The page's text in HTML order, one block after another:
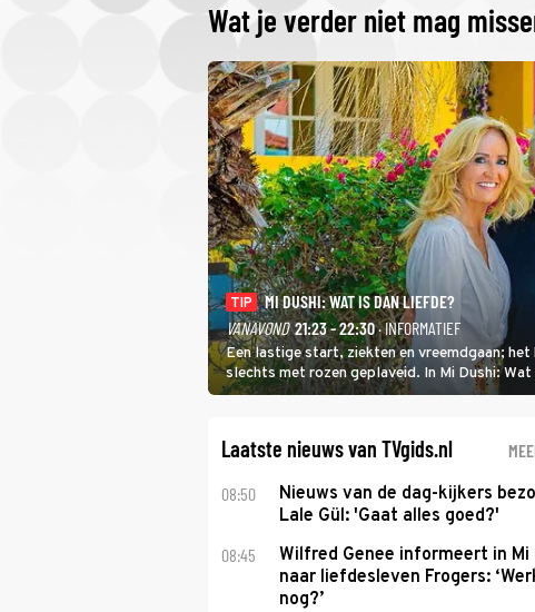
Wat je verder niet mag
TIP
MI DUSHI: WAT IS DAN LIEFDE?
VANAVOND 21:23 - 22:30· INFORMATIEF
Een lastige start, ziekten en vreemdgaan;
slechts met rozen geplaveid. In Mi Dushi:
showbizzkoppel mee uit vissen om het over
Laatste nieuws van TVgids.nl
08:50
Nieuws van de dag-kijkers
Lale Gül: 'Gaat alles goed?'
08:45
Wilfred Genee informeert in Mi
naar liefdesleven Frogers:
nog?’